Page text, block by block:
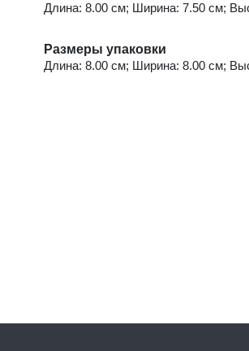
Длина: 8.00 см; Ширина: 7.50 см;
Размеры упаковки
Длина: 8.00 см; Ширина: 8.00 см;